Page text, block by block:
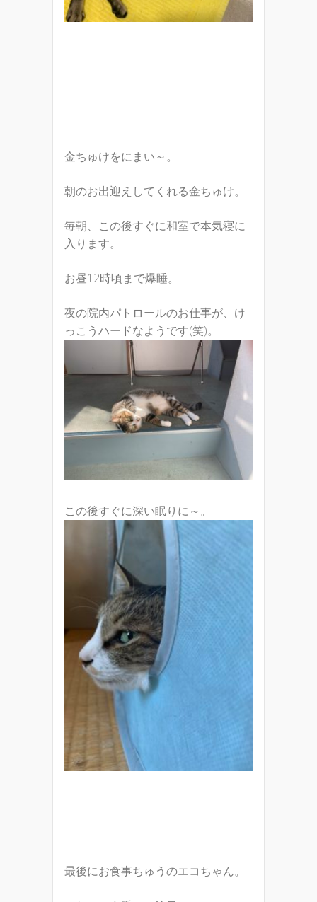
金ちゅけをにまい～。
朝のお出迎えしてくれる金ちゅけ。
毎朝、この後すぐに和室で本気寝に
入ります。
お昼12時頃まで爆睡。
夜の院内パトロールのお仕事が、け
っこうハードなようです(笑)。
この後すぐに深い眠りに～。
最後にお食事ちゅうのエコちゃん。